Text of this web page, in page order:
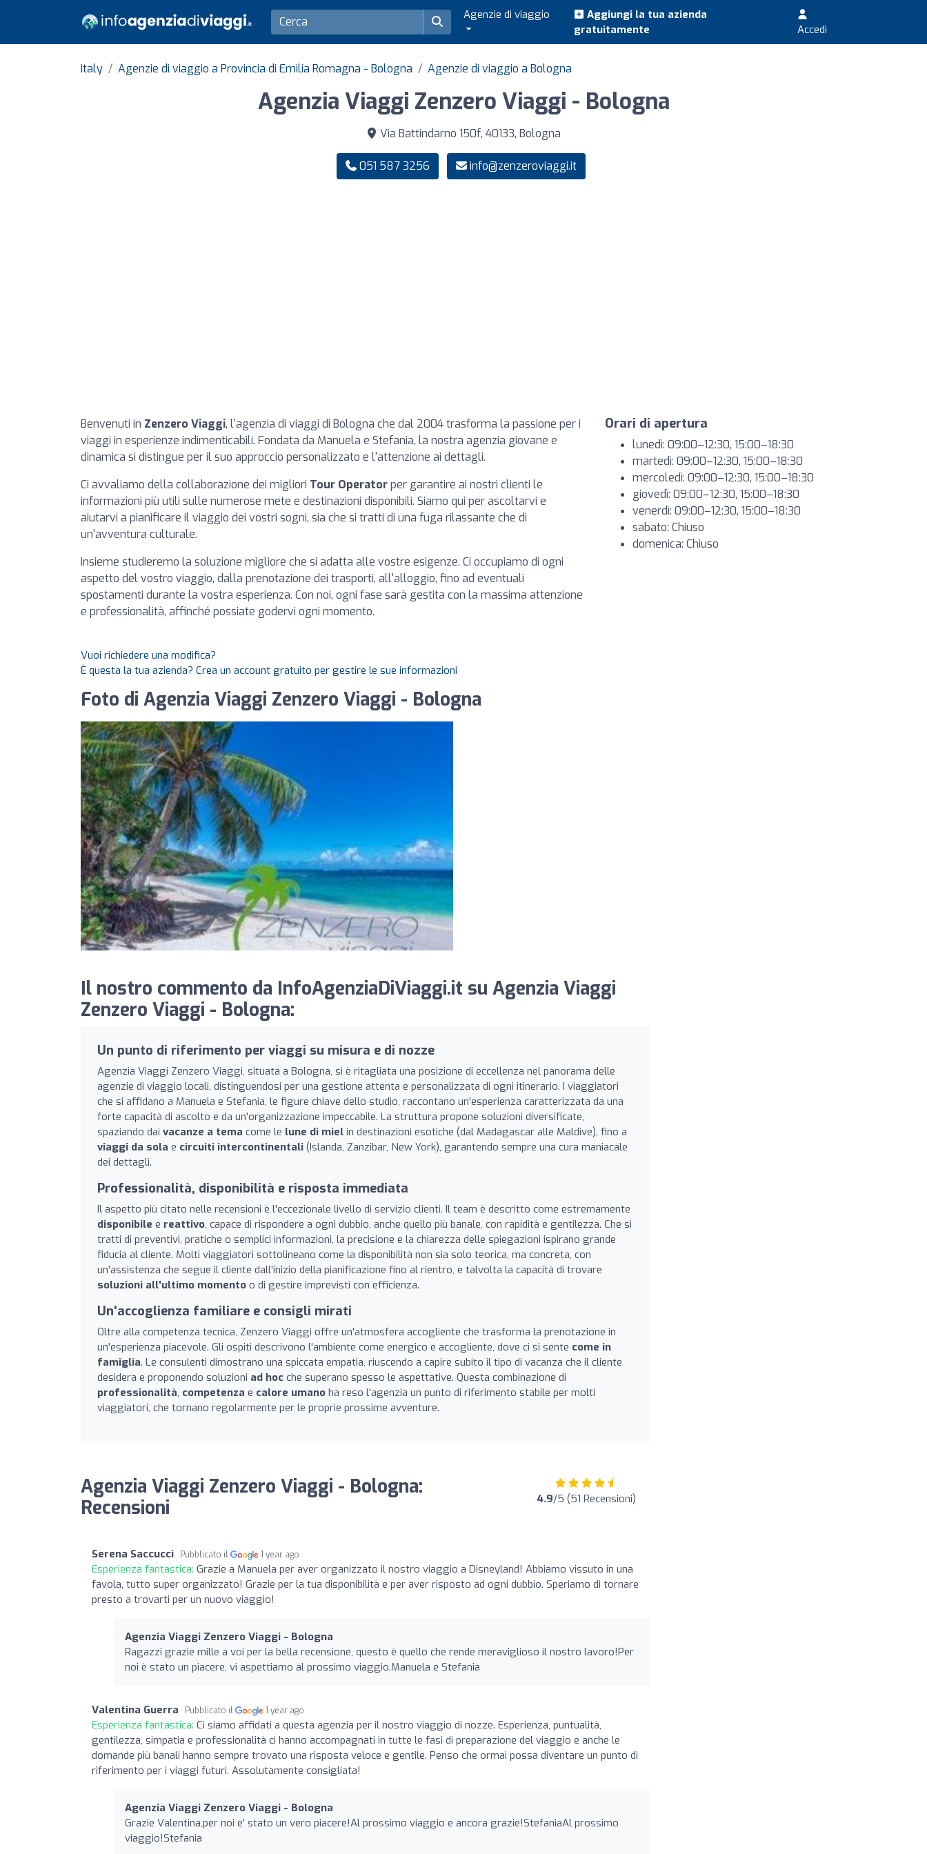
Agenzie di viaggio
Aggiungi la tua azienda
gratuitamente
Accedi
Italy Agenzie di viaggio a Provincia di Emilia Romagna - Bologna Agenzie di viaggio a Bologna
Agenzia Viaggi Zenzero Viaggi - Bologna
Via Battindarno 150f, 40133, Bologna
051 587 3256 info@zenzeroviaggi.it
Benvenuti in Zenzero Viaggi, l'agenzia di viaggi di Bologna che dal 2004 trasforma la passione per i
viaggi in esperienze indimenticabili. Fondata da Manuela e Stefania, la nostra agenzia giovane e
dinamica si distingue per il suo approccio personalizzato e l'attenzione ai dettagli.
Ci avvaliamo della collaborazione dei migliori Tour Operatorper garantire ai nostri clienti le
informazioni più utili sulle numerose mete e destinazioni disponibili. Siamo qui per ascoltarvi e
aiutarvi a pianificare il viaggio dei vostri sogni, sia che si tratti di una fuga rilassante che di
un'avventura culturale.
Insieme studieremo la soluzione migliore che si adatta alle vostre esigenze. Ci occupiamo di ogni
aspetto del vostro viaggio, dalla prenotazione dei trasporti, all'alloggio, fino ad eventuali
spostamenti durante la vostra esperienza. Con noi, ogni fase sarà gestita con la massima attenzione
e professionalità, affinché possiate godervi ogni momento.
Orari di apertura
lunedì: 09:00–12:30, 15:00–18:30
martedì: 09:00–12:30, 15:00–18:30
mercoledì: 09:00–12:30, 15:00–18:30
giovedì: 09:00–12:30, 15:00–18:30
venerdì: 09:00–12:30, 15:00–18:30
sabato: Chiuso
domenica: Chiuso
Vuoi richiedere una modifica?
È questa la tua azienda? Crea un account gratuito per gestire le sue informazioni
Foto di Agenzia Viaggi Zenzero Viaggi - Bologna
Il nostro commento da InfoAgenziaDiViaggi.it su Agenzia Viaggi
Zenzero Viaggi - Bologna:
Un punto di riferimento per viaggi su misura e di nozze
Agenzia Viaggi Zenzero Viaggi, situata a Bologna, si è ritagliata una posizione di eccellenza nel panorama delle
agenzie di viaggio locali, distinguendosi per una gestione attenta e personalizzata di ogni itinerario. I viaggiatori
che si affidano a Manuela e Stefania, le figure chiave dello studio, raccontano un'esperienza caratterizzata da una
forte capacità di ascolto e da un'organizzazione impeccabile. La struttura propone soluzioni diversificate,
spaziando dai vacanze a tema come le lune di miel in destinazioni esotiche (dal Madagascar alle Maldive), fino a
viaggi da sola e circuiti intercontinentali (Islanda, Zanzibar, New York), garantendo sempre una cura maniacale
dei dettagli.
Professionalità, disponibilità e risposta immediata
Il aspetto più citato nelle recensioni è l'eccezionale livello di servizio clienti. Il team è descritto come estremamente
disponibile e reattivo, capace di rispondere a ogni dubbio, anche quello più banale, con rapidità e gentilezza. Che si
tratti di preventivi, pratiche o semplici informazioni, la precisione e la chiarezza delle spiegazioni ispirano grande
fiducia al cliente. Molti viaggiatori sottolineano come la disponibilità non sia solo teorica, ma concreta, con
un'assistenza che segue il cliente dall'inizio della pianificazione fino al rientro, e talvolta la capacità di trovare
soluzioni all'ultimo momento o di gestire imprevisti con efficienza.
Un'accoglienza familiare e consigli mirati
Oltre alla competenza tecnica, Zenzero Viaggi offre un'atmosfera accogliente che trasforma la prenotazione in
un'esperienza piacevole. Gli ospiti descrivono l'ambiente come energico e accogliente, dove ci si sente come in
famiglia. Le consulenti dimostrano una spiccata empatia, riuscendo a capire subito il tipo di vacanza che il cliente
desidera e proponendo soluzioni ad hoc che superano spesso le aspettative. Questa combinazione di
professionalità, competenza e calore umano ha reso l'agenzia un punto di riferimento stabile per molti
viaggiatori, che tornano regolarmente per le proprie prossime avventure.
Agenzia Viaggi Zenzero Viaggi - Bologna:
Recensioni
4.9/5 (51 Recensioni)
Serena Saccucci Pubblicato il 1 year ago
Esperienza fantastica: Grazie a Manuela per aver organizzato il nostro viaggio a Disneyland! Abbiamo vissuto in una
favola, tutto super organizzato! Grazie per la tua disponibilità e per aver risposto ad ogni dubbio. Speriamo di tornare
presto a trovarti per un nuovo viaggio!
Agenzia Viaggi Zenzero Viaggi - Bologna
Ragazzi grazie mille a voi per la bella recensione, questo è quello che rende meraviglioso il nostro lavoro!Per
noi è stato un piacere, vi aspettiamo al prossimo viaggio.Manuela e Stefania
Valentina Guerra Pubblicato il 1 year ago
Esperienza fantastica: Ci siamo affidati a questa agenzia per il nostro viaggio di nozze. Esperienza, puntualità,
gentilezza, simpatia e professionalità ci hanno accompagnati in tutte le fasi di preparazione del viaggio e anche le
domande più banali hanno sempre trovato una risposta veloce e gentile. Penso che ormai possa diventare un punto di
riferimento per i viaggi futuri. Assolutamente consigliata!
Agenzia Viaggi Zenzero Viaggi - Bologna
Grazie Valentina,per noi e' stato un vero piacere!Al prossimo viaggio e ancora grazie!StefaniaAl prossimo
viaggio!Stefania